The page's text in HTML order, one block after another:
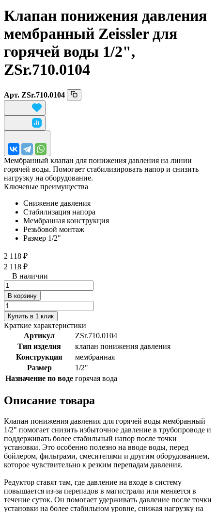
Клапан понижения давления
мембранный Zeissler для
горячей воды 1/2",
ZSr.710.0104
Арт. ZSr.710.0104
Мембранный клапан для понижения давления на линии
горячей воды. Помогает стабилизировать напор и снизить
нагрузку на оборудование.
Ключевые преимущества
Снижение давления
Стабилизация напора
Мембранная конструкция
Резьбовой монтаж
Размер 1/2"
2 118 ₽
2 118 ₽
В наличии
В корзину
Купить в 1 клик
Краткие характеристики
Артикул
ZSr.710.0104
Тип изделия
клапан понижения давления
Конструкция
мембранная
Размер
1/2"
Назначение по воде горячая вода
Описание товара
Клапан понижения давления для горячей воды мембранный
1/2" помогает снизить избыточное давление в трубопроводе и
поддерживать более стабильный напор после точки
установки. Это особенно полезно на вводе воды, перед
бойлером, фильтрами, смесителями и другим оборудованием,
которое чувствительно к резким перепадам давления.
Редуктор ставят там, где давление на входе в систему
повышается из-за перепадов в магистрали или меняется в
течение суток. Он помогает удерживать давление после точки
установки на более стабильном уровне, снижая нагрузку на